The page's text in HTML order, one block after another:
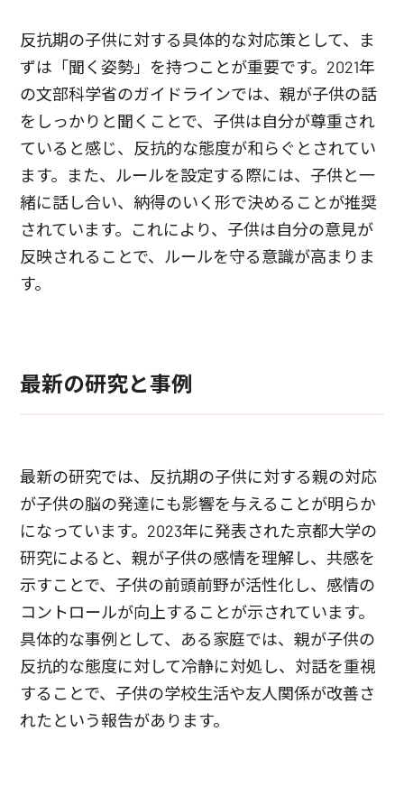
反抗期の子供に対する具体的な対応策として、ま
ずは「聞く姿勢」を持つことが重要です。2021年
の文部科学省のガイドラインでは、親が子供の話
をしっかりと聞くことで、子供は自分が尊重され
ていると感じ、反抗的な態度が和らぐとされてい
ます。また、ルールを設定する際には、子供と一
緒に話し合い、納得のいく形で決めることが推奨
されています。これにより、子供は自分の意見が
反映されることで、ルールを守る意識が高まりま
す。
最新の研究と事例
最新の研究では、反抗期の子供に対する親の対応
が子供の脳の発達にも影響を与えることが明らか
になっています。2023年に発表された京都大学の
研究によると、親が子供の感情を理解し、共感を
示すことで、子供の前頭前野が活性化し、感情の
コントロールが向上することが示されています。
具体的な事例として、ある家庭では、親が子供の
反抗的な態度に対して冷静に対処し、対話を重視
することで、子供の学校生活や友人関係が改善さ
れたという報告があります。